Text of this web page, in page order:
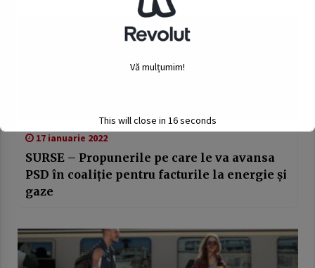
17 ianuarie 2022
SURSE – Propunerile pe care le va avansa
PSD în coaliție pentru facturile la energie și
gaze
Vă mulțumim!
This will close in 15seconds